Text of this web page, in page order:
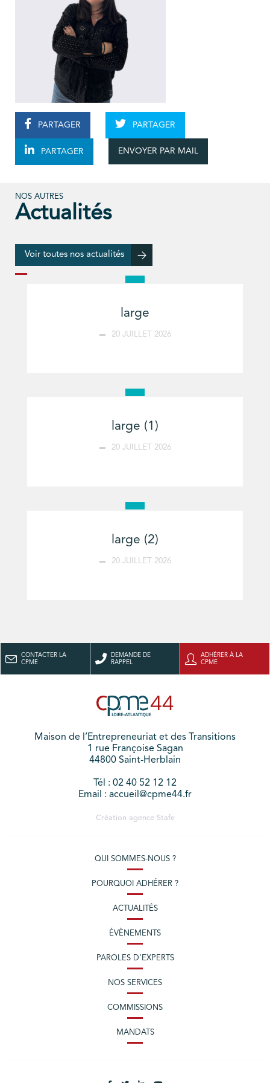
PARTAGER PARTAGER
PARTAGER ENVOYER PAR MAIL
NOS AUTRES
Actualités
Voir toutes nos actualités
large
20 JUILLET 2026
large (1)
20 JUILLET 2026
large (2)
20 JUILLET 2026
CONTACTER LA
CPME
DEMANDE DE
RAPPEL
ADHÉRER À LA
CPME
Maison de l’Entrepreneuriat et des Transitions
1 rue Françoise Sagan
44800 Saint-Herblain
Tél : 02 40 52 12 12
Email : accueil@cpme44.fr
Création agence Stafe
QUI SOMMES-NOUS ?
POURQUOI ADHÉRER ?
ACTUALITÉS
ÉVÈNEMENTS
PAROLES D’EXPERTS
NOS SERVICES
COMMISSIONS
MANDATS